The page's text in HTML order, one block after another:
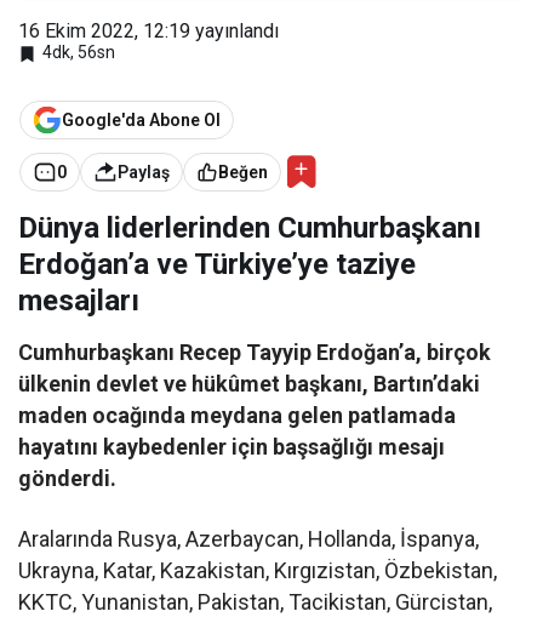
16 Ekim 2022, 12:19 yayınlandı
4dk, 56sn
Google'da Abone Ol
0 Paylaş Beğen
Dünya liderlerinden Cumhurbaşkanı
Erdoğan’a ve Türkiye’ye taziye
mesajları
Cumhurbaşkanı Recep Tayyip Erdoğan’a, birçok
ülkenin devlet ve hükûmet başkanı, Bartın’daki
maden ocağında meydana gelen patlamada
hayatını kaybedenler için başsağlığı mesajı
gönderdi.
Aralarında Rusya, Azerbaycan, Hollanda, İspanya,
Ukrayna, Katar, Kazakistan, Kırgızistan, Özbekistan,
KKTC, Yunanistan, Pakistan, Tacikistan, Gürcistan,